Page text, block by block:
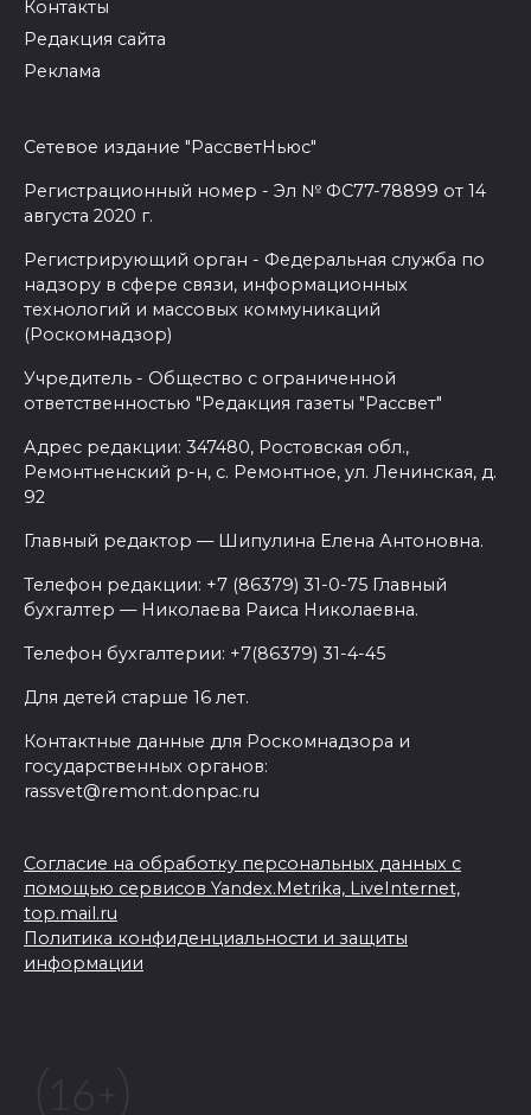
Контакты
Редакция сайта
Реклама
Сетевое издание "РассветНьюс"
Регистрационный номер - Эл № ФС77-78899 от 14
августа 2020 г.
Регистрирующий орган - Федеральная служба по
надзору в сфере связи, информационных
технологий и массовых коммуникаций
(Роскомнадзор)
Учредитель - Общество с ограниченной
ответственностью "Редакция газеты "Рассвет"
Адрес редакции: 347480, Ростовская обл.,
Ремонтненский р-н, с. Ремонтное, ул. Ленинская, д.
92
Главный редактор — Шипулина Елена Антоновна.
Телефон редакции: +7 (86379) 31-0-75 Главный
бухгалтер — Николаева Раиса Николаевна.
Телефон бухгалтерии: +7(86379) 31-4-45
Для детей старше 16 лет.
Контактные данные для Роскомнадзора и
государственных органов:
rassvet@remont.donpac.ru
Согласие на обработку персональных данных с
помощью сервисов Yandex.Metrika, LiveInternet,
top.mail.ru
Политика конфиденциальности и защиты
информации